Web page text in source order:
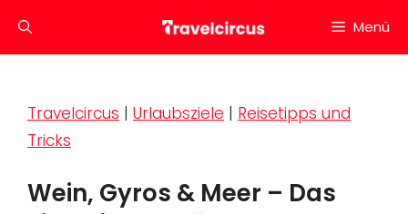
Inhalt
Menü
Travelcircus | Urlaubsziele | Reisetipps und
Tricks
Wein, Gyros & Meer – Das